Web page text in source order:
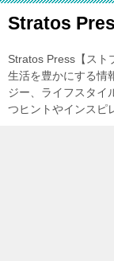
Stratos
Stratos Press【スト
生活を豊かにする情
ジー、ライフスタイ
つヒントやインスピ